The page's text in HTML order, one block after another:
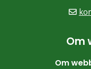
Om
Om